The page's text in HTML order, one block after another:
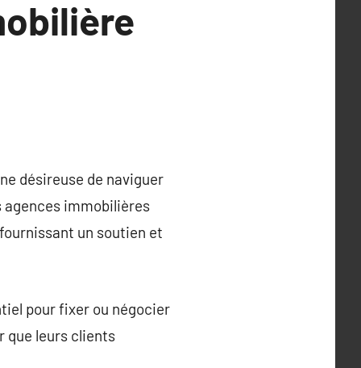
désireuse de naviguer
agences immobilières
un soutien et
pour fixer ou négocier
que leurs clients